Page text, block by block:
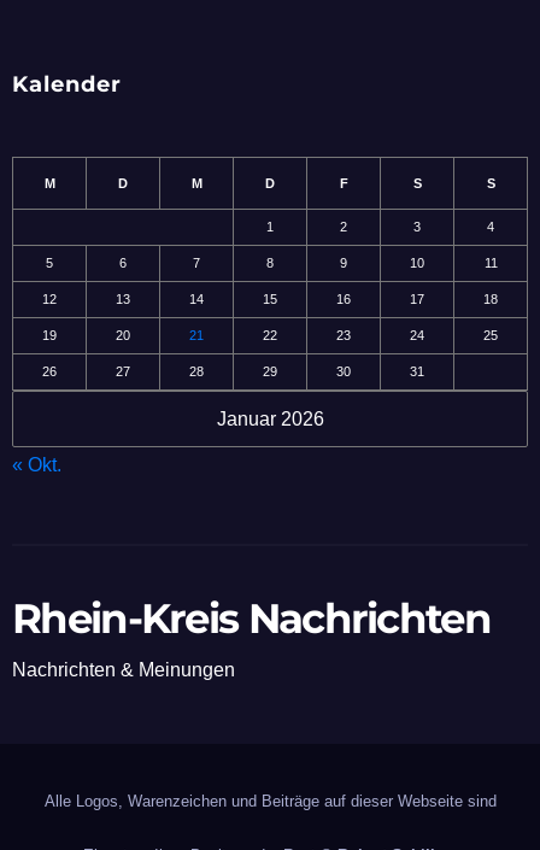
Kalender
Januar 2026
M D M D F S S
1 2 3 4
5 6 7 8 9 10 11
12 13 14 15 16 17 18
19 20 21 22 23 24 25
26 27 28 29 30 31
« Okt.
Rhein-Kreis Nachrichten
Nachrichten & Meinungen
Alle Logos, Warenzeichen und Beiträge auf dieser Webseite sind